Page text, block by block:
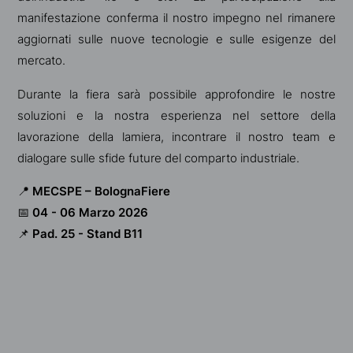
manifestazione conferma il nostro impegno nel rimanere
aggiornati sulle nuove tecnologie e sulle esigenze del
mercato.
Durante la fiera sarà possibile approfondire le nostre
soluzioni e la nostra esperienza nel settore della
lavorazione della lamiera, incontrare il nostro team e
dialogare sulle sfide future del comparto industriale.
📍 MECSPE – BolognaFiere
📅04 - 06 Marzo 2026
📌 Pad. 25 - Stand B11